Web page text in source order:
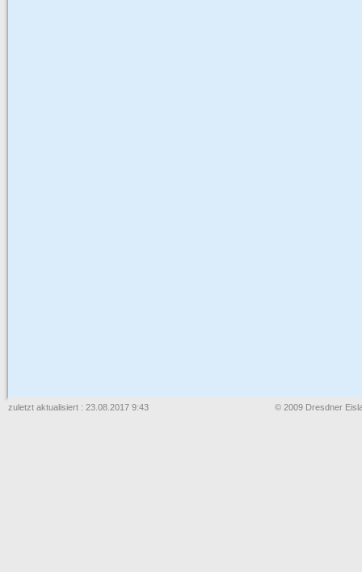
zuletzt aktualisiert : 23.08.2017 9:43 © 2009 Dresdner